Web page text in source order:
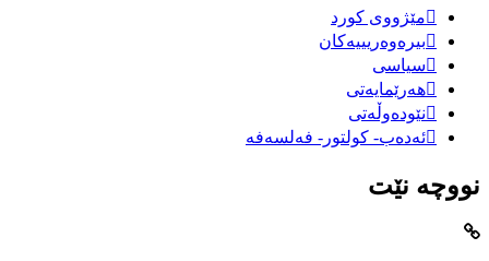
مێژووى کورد
بیرەوەریییەکان
سیاسى
هەرێمایەتی
نێودەوڵەتی
ئەدەب- کولتور- فەلسەفە
نووچە نێت